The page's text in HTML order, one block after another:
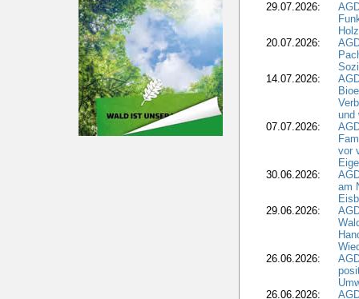
29.07.2026:
20.07.2026:
14.07.2026:
und
07.07.2026:
vor
30.06.2026:
am
29.06.2026:
26.06.2026:
26.06.2026: